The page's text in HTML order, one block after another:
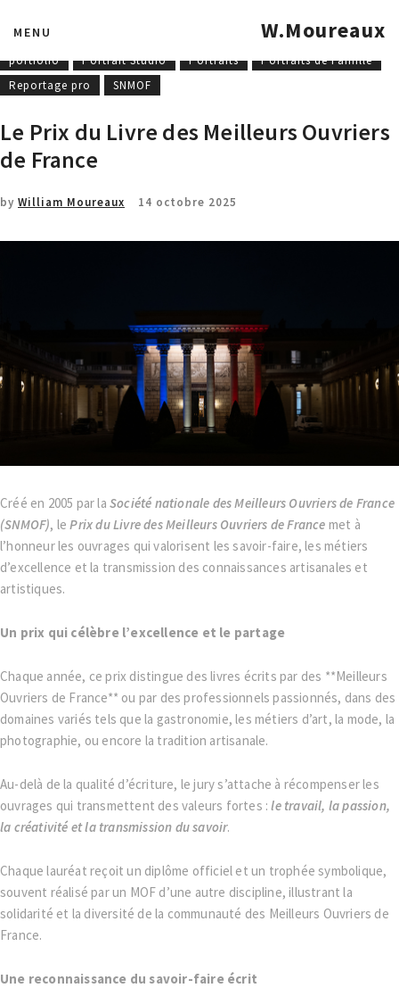
MENU W.Moureaux
mannequinat
Photographies industrielles
portfolio
Portrait Studio Portraits
Portraits de Famille
Reportage pro
SNMOF
Le Prix du Livre des Meilleurs Ouvriers
de France
by William Moureaux 14 octobre 2025
Créé en 2005 par la Société nationale des Meilleurs Ouvriers de France
(SNMOF), lePrix du Livre des Meilleurs Ouvriers de France met à
l’honneur les ouvrages qui valorisent les savoir-faire, les métiers
d’excellence et la transmission des connaissances artisanales et
artistiques.
Un prix qui célèbre l’excellence et le partage
Chaque année, ce prix distingue des livres écrits par des **Meilleurs
Ouvriers de France** ou par des professionnels passionnés, dans des
domaines variés tels que la gastronomie, les métiers d’art, la mode, la
photographie, ou encore la tradition artisanale.
Au-delà de la qualité d’écriture, le jury s’attache à récompenser les
ouvrages qui transmettent des valeurs fortes :le travail, la passion,
la créativité et la transmission du savoir.
Chaque lauréat reçoit un diplôme officiel et un trophée symbolique,
souvent réalisé par un MOF d’une autre discipline, illustrant la
solidarité et la diversité de la communauté des Meilleurs Ouvriers de
France.
Une reconnaissance du savoir-faire écrit